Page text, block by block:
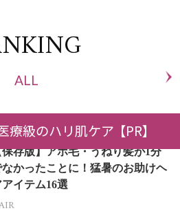
ALL
保存版】アホ毛・うねり髪が1分
なかったことに！猛暑のお助けヘ
アイテム16選
療級のハリ肌ケア【PR】